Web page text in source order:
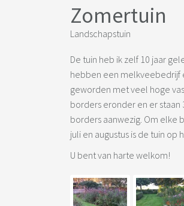
Zomertuin
Landschapstuin
De tuin heb ik zelf 10 jaar
hebben een melkveebedrijf
geworden met veel hoge
borders eronder en er staan
borders aanwezig. Om elke
juli en augustus is de tuin
U bent van harte welkom!